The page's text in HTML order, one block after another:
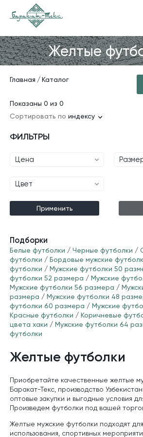
Желтые
Главная Каталог
Показаны 0 из 0
Сортировать по индексу
ФИЛЬТРЫ
Цена
Цвет
Применить
Подборки
Белые футболки / Черные футболки /
футболки / Бордовые мужские
футболки / Мужские футболки 50
футболки 52 размера / Мужские
Мужские футболки 56 размера /
размера / Мужские футболки 48
футболки 60 размера / Мужские
Красные футболки / Коричневые
цвета хаки / Мужские футболки 64
футболки
Желтые футболки
Приобретайте качественные желтые
Баракат-Текс, производство
оптовые закупки и выгодные условия
Произведем футболки под вашей
Желтые мужские футболки подходят
использования, спортивных